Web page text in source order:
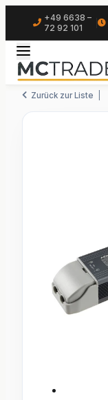
+49 6638 –
72 92 101
Zurück zur Liste